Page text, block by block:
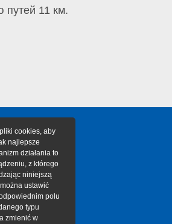
путей 11 км.
cookies, aby
najlepsze
działania to
z którego
niniejszą
ustawić
polu
typu
zmienić w